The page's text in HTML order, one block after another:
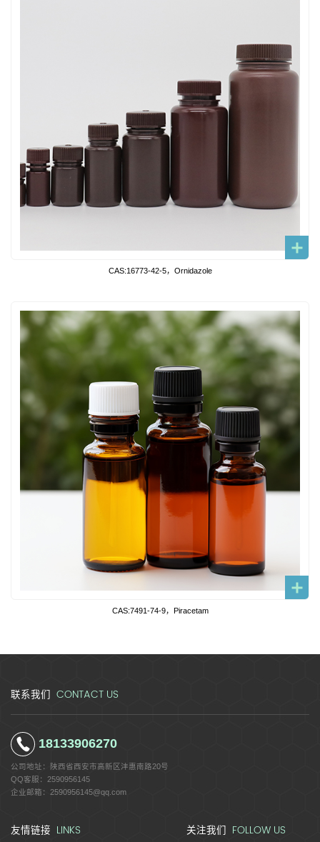
CAS:16773-42-5，Ornidazole
CAS:7491-74-9，Piracetam
联系我们 CONTACT US
18133906270
公司地址：
陕西省西安市高新区沣惠南路20号
QQ客服： 2590956145
企业邮箱： 2590956145@qq.com
友情链接 LINKS 关注我们 FOLLOW US